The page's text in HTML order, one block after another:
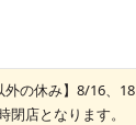
外の休み】8/16、
閉店となります。